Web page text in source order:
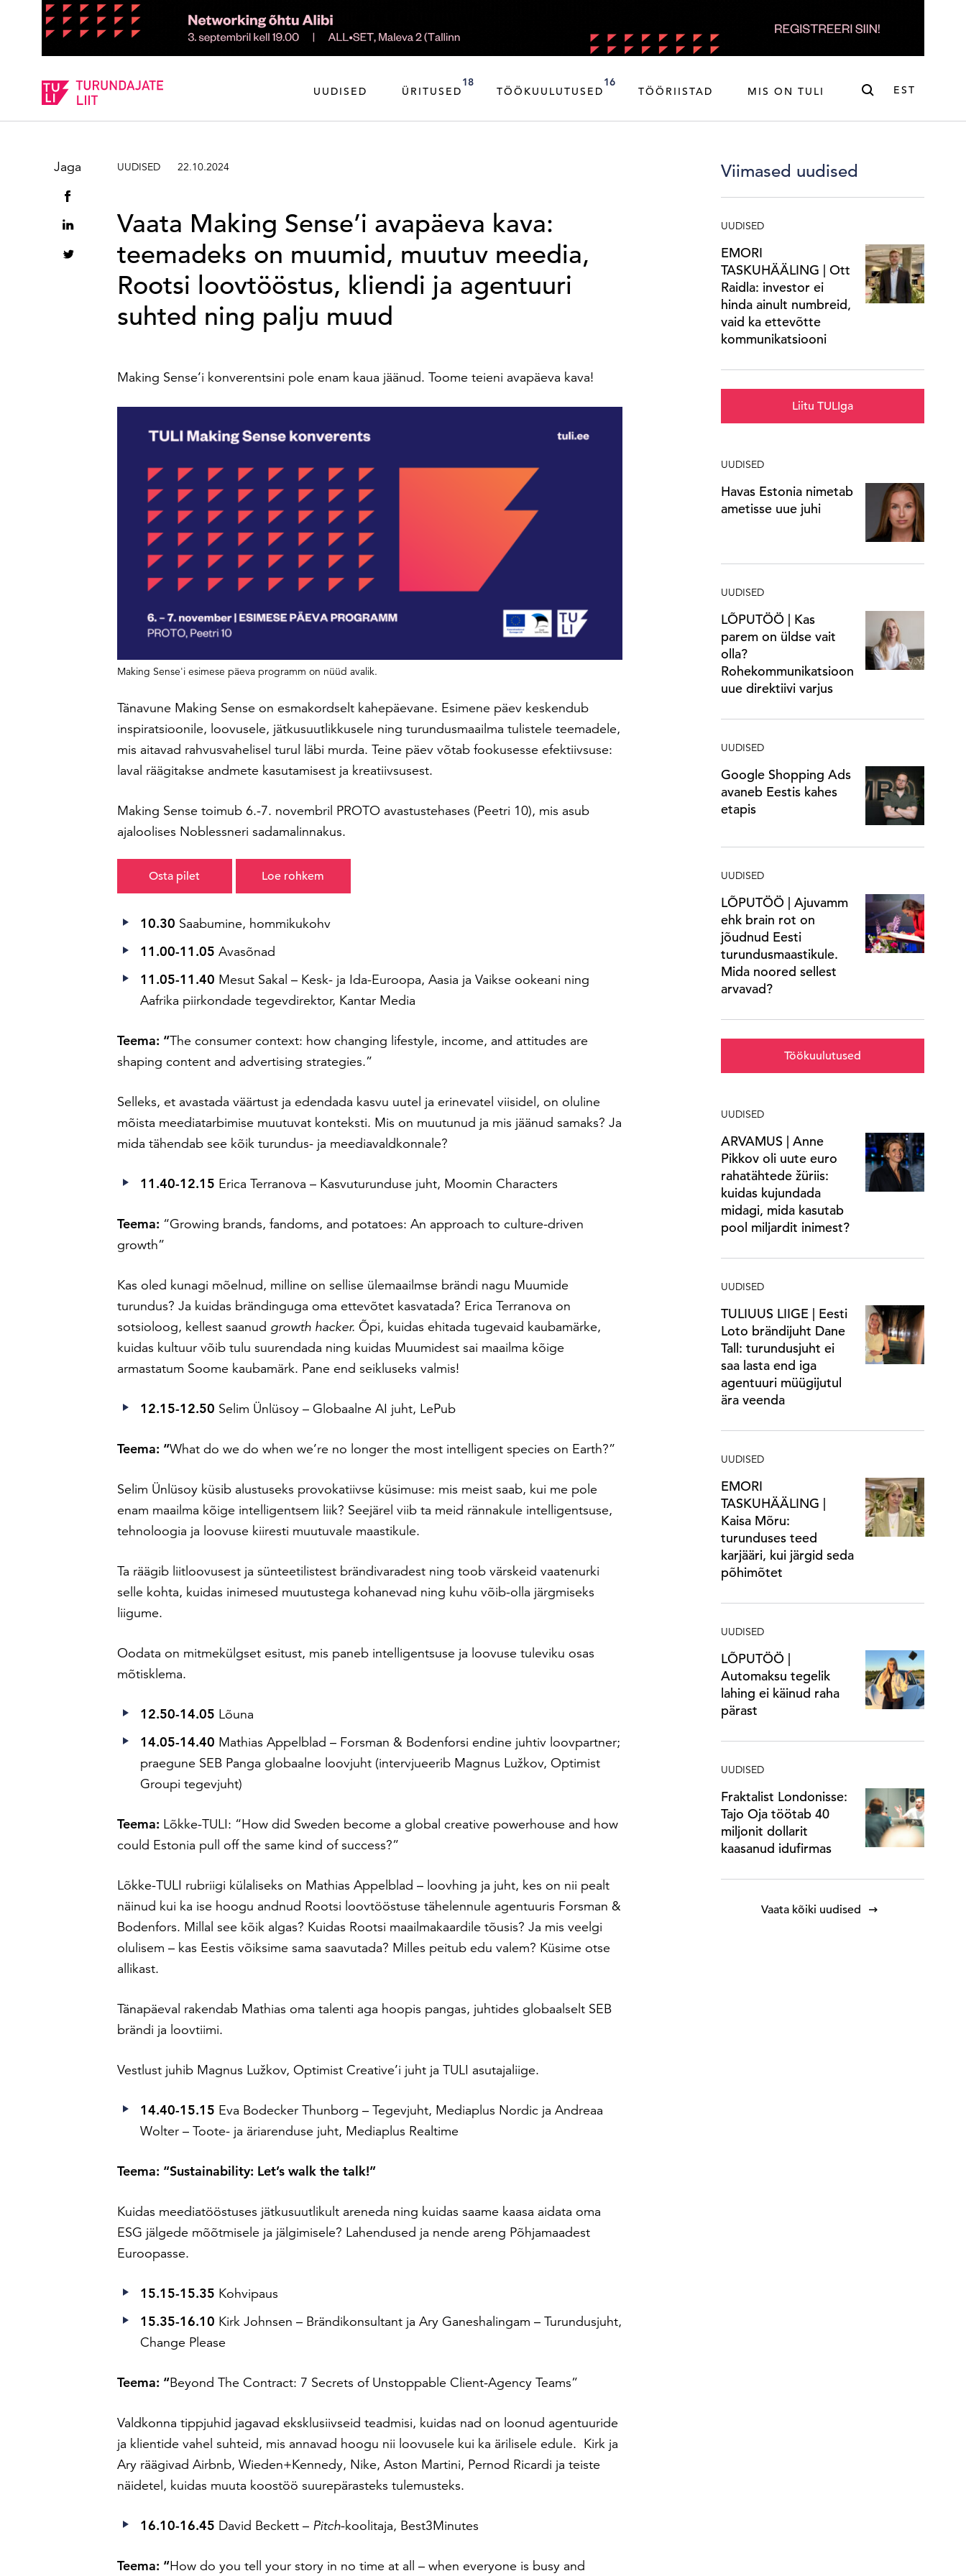
UUDISED ÜRITUSED
18
TÖÖKUULUTUSED
16
TÖÖRIISTAD MIS ON TULI EST
Sisesta märksõna Otsi
UUDISED 22.10.2024
Vaata Making Sense’i avapäeva kava:
teemadeks on muumid, muutuv meedia,
Rootsi loovtööstus, kliendi ja agentuuri
suhted ning palju muud
Making Sense’i konverentsini pole enam kaua jäänud. Toome teieni avapäeva kava!
Making Sense'i esimese päeva programm on nüüd avalik.
Tänavune Making Sense on esmakordselt kahepäevane. Esimene päev keskendub
inspiratsioonile, loovusele, jätkusuutlikkusele ning turundusmaailma tulistele teemadele,
mis aitavad rahvusvahelisel turul läbi murda. Teine päev võtab fookusesse efektiivsuse:
laval räägitakse andmete kasutamisest ja kreatiivsusest.
Making Sense toimub 6.-7. novembril PROTO avastustehases (Peetri 10), mis asub
ajaloolises Noblessneri sadamalinnakus.
Osta pilet Loe rohkem
10.30 Saabumine, hommikukohv
11.00-11.05 Avasõnad
11.05-11.40 Mesut Sakal – Kesk- ja Ida-Euroopa, Aasia ja Vaikse ookeani ning
Aafrika piirkondade tegevdirektor, Kantar Media
Teema: “The consumer context: how changing lifestyle, income, and attitudes are
shaping content and advertising strategies.”
Selleks, et avastada väärtust ja edendada kasvu uutel ja erinevatel viisidel, on oluline
mõista meediatarbimise muutuvat konteksti. Mis on muutunud ja mis jäänud samaks? Ja
mida tähendab see kõik turundus- ja meediavaldkonnale?
11.40-12.15 Erica Terranova – Kasvuturunduse juht, Moomin Characters
Teema: “Growing brands, fandoms, and potatoes: An approach to culture-driven
growth”
Kas oled kunagi mõelnud, milline on sellise ülemaailmse brändi nagu Muumide
turundus? Ja kuidas brändinguga oma ettevõtet kasvatada? Erica Terranova on
sotsioloog, kellest saanud growth hacker. Õpi, kuidas ehitada tugevaid kaubamärke,
kuidas kultuur võib tulu suurendada ning kuidas Muumidest sai maailma kõige
armastatum Soome kaubamärk. Pane end seikluseks valmis!
12.15-12.50 Selim Ünlüsoy – Globaalne AI juht, LePub
Teema: “What do we do when we’re no longer the most intelligent species on Earth?”
Selim Ünlüsoy küsib alustuseks provokatiivse küsimuse: mis meist saab, kui me pole
enam maailma kõige intelligentsem liik? Seejärel viib ta meid rännakule intelligentsuse,
tehnoloogia ja loovuse kiiresti muutuvale maastikule.
Ta räägib liitloovusest ja sünteetilistest brändivaradest ning toob värskeid vaatenurki
selle kohta, kuidas inimesed muutustega kohanevad ning kuhu võib-olla järgmiseks
liigume.
Oodata on mitmekülgset esitust, mis paneb intelligentsuse ja loovuse tuleviku osas
mõtisklema.
12.50-14.05 Lõuna
14.05-14.40 Mathias Appelblad – Forsman & Bodenforsi endine juhtiv loovpartner;
praegune SEB Panga globaalne loovjuht (intervjueerib Magnus Lužkov, Optimist
Groupi tegevjuht)
Teema: Lõkke-TULI: “How did Sweden become a global creative powerhouse and how
could Estonia pull off the same kind of success?”
Lõkke-TULI rubriigi külaliseks on Mathias Appelblad – loovhing ja juht, kes on nii pealt
näinud kui ka ise hoogu andnud Rootsi loovtööstuse tähelennule agentuuris Forsman &
Bodenfors. Millal see kõik algas? Kuidas Rootsi maailmakaardile tõusis? Ja mis veelgi
olulisem – kas Eestis võiksime sama saavutada? Milles peitub edu valem? Küsime otse
allikast.
Tänapäeval rakendab Mathias oma talenti aga hoopis pangas, juhtides globaalselt SEB
brändi ja loovtiimi.
Vestlust juhib Magnus Lužkov, Optimist Creative’i juht ja TULI asutajaliige.
14.40-15.15 Eva Bodecker Thunborg – Tegevjuht, Mediaplus Nordic ja Andreaa
Wolter – Toote- ja äriarenduse juht, Mediaplus Realtime
Teema: “Sustainability: Let’s walk the talk!”
Kuidas meediatööstuses jätkusuutlikult areneda ning kuidas saame kaasa aidata oma
ESG jälgede mõõtmisele ja jälgimisele? Lahendused ja nende areng Põhjamaadest
Euroopasse.
15.15-15.35 Kohvipaus
15.35-16.10 Kirk Johnsen – Brändikonsultant ja Ary Ganeshalingam – Turundusjuht,
Change Please
Teema: “Beyond The Contract: 7 Secrets of Unstoppable Client-Agency Teams”
Valdkonna tippjuhid jagavad eksklusiivseid teadmisi, kuidas nad on loonud agentuuride
ja klientide vahel suhteid, mis annavad hoogu nii loovusele kui ka ärilisele edule. Kirk ja
Ary räägivad Airbnb, Wieden+Kennedy, Nike, Aston Martini, Pernod Ricardi ja teiste
näidetel, kuidas muuta koostöö suurepärasteks tulemusteks.
16.10-16.45 David Beckett – Pitch-koolitaja, Best3Minutes
Teema: “How do you tell your story in no time at all – when everyone is busy and
Jaga Viimased uudised
UUDISED
EMORI
TASKUHÄÄLING | Ott
Raidla: investor ei
hinda ainult numbreid,
vaid ka ettevõtte
kommunikatsiooni
Liitu TULIga
UUDISED
Havas Estonia nimetab
ametisse uue juhi
UUDISED
LÕPUTÖÖ | Kas
parem on üldse vait
olla?
Rohekommunikatsioon
uue direktiivi varjus
UUDISED
Google Shopping Ads
avaneb Eestis kahes
etapis
UUDISED
LÕPUTÖÖ | Ajuvamm
ehk brain rot on
jõudnud Eesti
turundusmaastikule.
Mida noored sellest
arvavad?
Töökuulutused
UUDISED
ARVAMUS | Anne
Pikkov oli uute euro
rahatähtede žüriis:
kuidas kujundada
midagi, mida kasutab
pool miljardit inimest?
UUDISED
TULIUUS LIIGE | Eesti
Loto brändijuht Dane
Tall: turundusjuht ei
saa lasta end iga
agentuuri müügijutul
ära veenda
UUDISED
EMORI
TASKUHÄÄLING |
Kaisa Mõru:
turunduses teed
karjääri, kui järgid seda
põhimõtet
UUDISED
LÕPUTÖÖ |
Automaksu tegelik
lahing ei käinud raha
pärast
UUDISED
Fraktalist Londonisse:
Tajo Oja töötab 40
miljonit dollarit
kaasanud idufirmas
Vaata kõiki uudised